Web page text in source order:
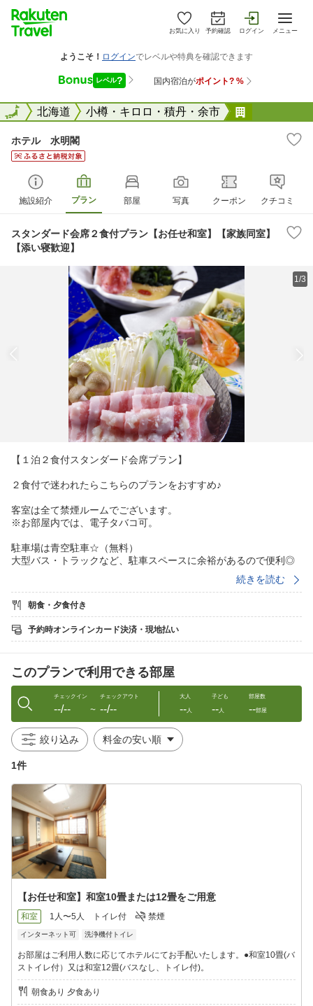
お気に入り 予約確認 ログイン メニュー
全国北海道 小樽・キロロ・積丹・余市
全国
ホテル 水明閣
施設紹介 プラン 部屋 写真 クーポン クチコミ
スタンダード会席２食付プラン【お任せ和室】【家族同室】
【添い寝歓迎】
1/3
【１泊２食付スタンダード会席プラン】
２食付で迷われたらこちらのプランをおすすめ♪
客室は全て禁煙ルームでございます。
※お部屋内では、電子タバコ可。
駐車場は青空駐車☆（無料）
大型バス・トラックなど、駐車スペースに余裕があるので便利◎
１階に大浴場（サウナ付）をご用意しております。
温泉ではありませんが、気持ちよくご利用いただけるよう努めて
おります。
（夜は１２時まで、朝は５時から８時半まで、サウナは夜１０時
２階にコインランドリーを設置しています。洗濯３００円（洗剤
自動投入）乾燥３０分１００円。
■ご夕食献立一例 ※写真はイメージにて。
・前菜
・造里
・焼物
・鍋物
・油物
・酢物
・御食事
・汁替り
・香の物
※アレルギーのある方は事前にお知らせください。
（当日の対応はできかねますのでご了承くださいませ）
※仕入れ状況により献立は替ります。
○お部屋：和室１２畳または和室１０畳にて。(Wi-Fi・有線LAN接
続無料)
○ご夕食：スタンダード会席
ご夕食は、大人４名様以上で事前にご希望いただければ個室をご
（ご希望がない場合は広間食となります）
続きを読む
朝食・夕食付き
予約時オンラインカード決済・現地払い
このプランで利用できる部屋
チェックイン
--/-- 〜
チェックアウト
--/--
大人
--人
子ども
--人
部屋数
--部屋
絞り込み
1件
【お任せ和室】和室10畳または12畳をご用意
和室 1人〜5人 トイレ付 禁煙
インターネット可 洗浄機付トイレ
お部屋はご利用人数に応じてホテルにてお手配いたします。●和室10畳(バ
ストイレ付）又は和室12畳(バスなし、トイレ付)。
朝食あり 夕食あり